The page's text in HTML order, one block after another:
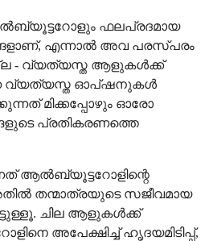
ഫലപ്രദമായ
എന്നാൽ അവ പരസ്പരം
- വ്യത്യസ്ത ആളുകൾക്ക്
വ്യത്യസ്ത ഓപ്ഷനുകൾ
മിക്കപ്പോഴും ഓരോ
പ്രതികരണത്തെ
ആൽബ്യൂട്ടറോളിന്റെ
തന്മാത്രയുടെ സജീവമായ
ചില ആളുകൾക്ക്
അപേക്ഷിച്ച് ഹൃദയമിടിപ്പ്,